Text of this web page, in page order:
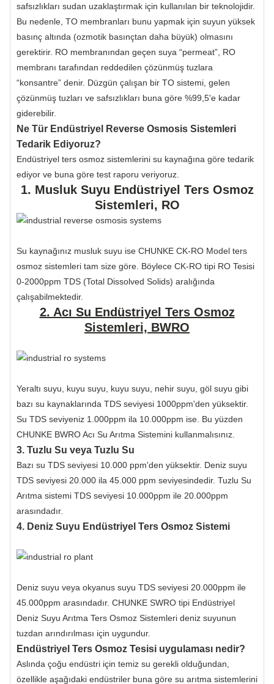
safsızlıkları sudan uzaklaştırmak için kullanılan bir teknolojidir.
Bu nedenle, TO membranları bunu yapmak için suyun yüksek
basınç altında (ozmotik basınçtan daha büyük) olmasını
gerektirir. RO membranından geçen suya “permeat”, RO
membranı tarafından reddedilen çözünmüş tuzlara
“konsantre” denir. Düzgün çalışan bir TO sistemi, gelen
çözünmüş tuzları ve safsızlıkları buna göre %99,5'e kadar
giderebilir.
Ne Tür Endüstriyel Reverse Osmosis Sistemleri
Tedarik Ediyoruz?
Endüstriyel ters osmoz sistemlerini su kaynağına göre tedarik
ediyor ve buna göre test raporu veriyoruz.
1. Musluk Suyu Endüstriyel Ters Osmoz
Sistemleri, RO
Su kaynağınız musluk suyu ise CHUNKE CK-RO Model ters
osmoz sistemleri tam size göre. Böylece CK-RO tipi RO Tesisi
0-2000ppm TDS (Total Dissolved Solids) aralığında
çalışabilmektedir.
2. Acı Su Endüstriyel Ters Osmoz
Sistemleri, BWRO
Yeraltı suyu, kuyu suyu, kuyu suyu, nehir suyu, göl suyu gibi
bazı su kaynaklarında TDS seviyesi 1000ppm'den yüksektir.
Su TDS seviyeniz 1.000ppm ila 10.000ppm ise. Bu yüzden
CHUNKE BWRO Acı Su Arıtma Sistemini kullanmalısınız.
3. Tuzlu Su veya Tuzlu Su
Bazı su TDS seviyesi 10.000 ppm'den yüksektir. Deniz suyu
TDS seviyesi 20.000 ila 45.000 ppm seviyesindedir. Tuzlu Su
Arıtma sistemi TDS seviyesi 10.000ppm ile 20.000ppm
arasındadır.
4. Deniz Suyu Endüstriyel Ters Osmoz Sistemi
Deniz suyu veya okyanus suyu TDS seviyesi 20.000ppm ile
45.000ppm arasındadır. CHUNKE SWRO tipi Endüstriyel
Deniz Suyu Arıtma Ters Osmoz Sistemleri deniz suyunun
tuzdan arındırılması için uygundur.
Endüstriyel Ters Osmoz Tesisi uygulaması nedir?
Aslında çoğu endüstri için temiz su gerekli olduğundan,
özellikle aşağıdaki endüstriler buna göre su arıtma sistemlerini